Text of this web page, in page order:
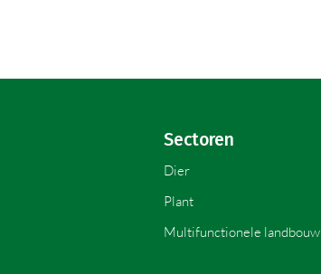
Sectoren
Dier
Plant
Multifunctionele landbouw